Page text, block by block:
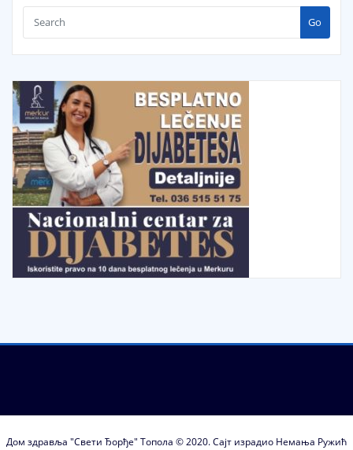
Go
Дом здравља "Свети Ђорђе" Топола © 2020. Сајт израдио Немања Ружић